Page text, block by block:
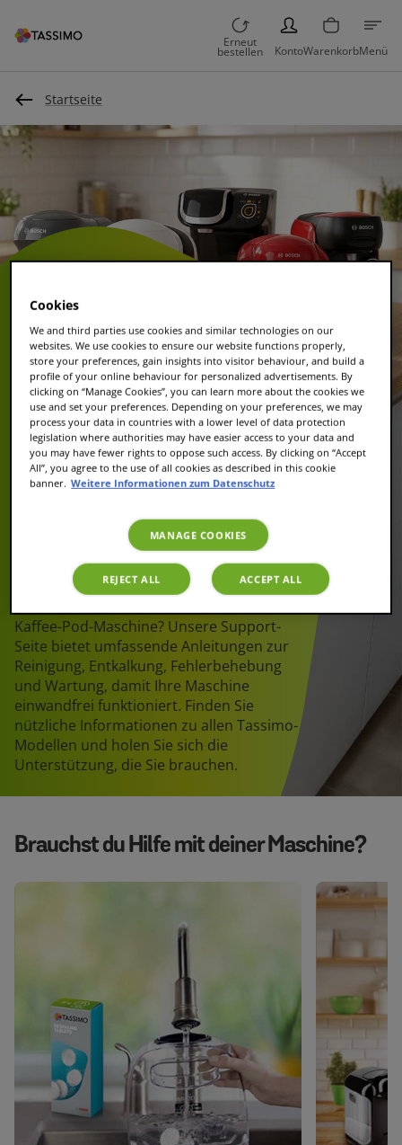
Erneut
bestellen
PERSON
KontoWarenkorbMenü
Startseite
Unterstützung
für Kaffee-
Pod-
Maschinen
Kaffee-Pod-Maschine? Unsere Support-
Seite bietet umfassende Anleitungen zur
Reinigung, Entkalkung, Fehlerbehebung
und Wartung, damit Ihre Maschine
einwandfrei funktioniert. Finden Sie
nützliche Informationen zu allen Tassimo-
Modellen und holen Sie sich die
Unterstützung, die Sie brauchen.
Brauchst du Hilfe mit deiner Maschine?
Cookies
We and third parties use cookies and similar technologies on our
websites. We use cookies to ensure our website functions properly,
store your preferences, gain insights into visitor behaviour, and build a
profile of your online behaviour for personalized advertisements. By
clicking on “Manage Cookies”, you can learn more about the cookies we
use and set your preferences. Depending on your preferences, we may
process your data in countries with a lower level of data protection
legislation where authorities may have easier access to your data and
you may have fewer rights to oppose such access. By clicking on “Accept
All”, you agree to the use of all cookies as described in this cookie
banner. Weitere Informationen zum Datenschutz
MANAGE COOKIES
REJECT ALL ACCEPT ALL